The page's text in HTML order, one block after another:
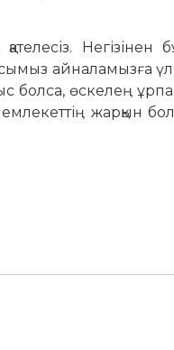
Негізінен
айналамызға
болса, өскелең
жарқын